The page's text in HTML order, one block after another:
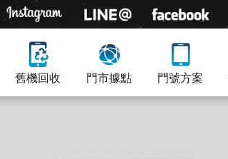
舊機回收 門市據點 門號方案